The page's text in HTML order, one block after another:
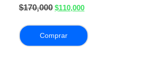
$170,000 $110,000
Comprar